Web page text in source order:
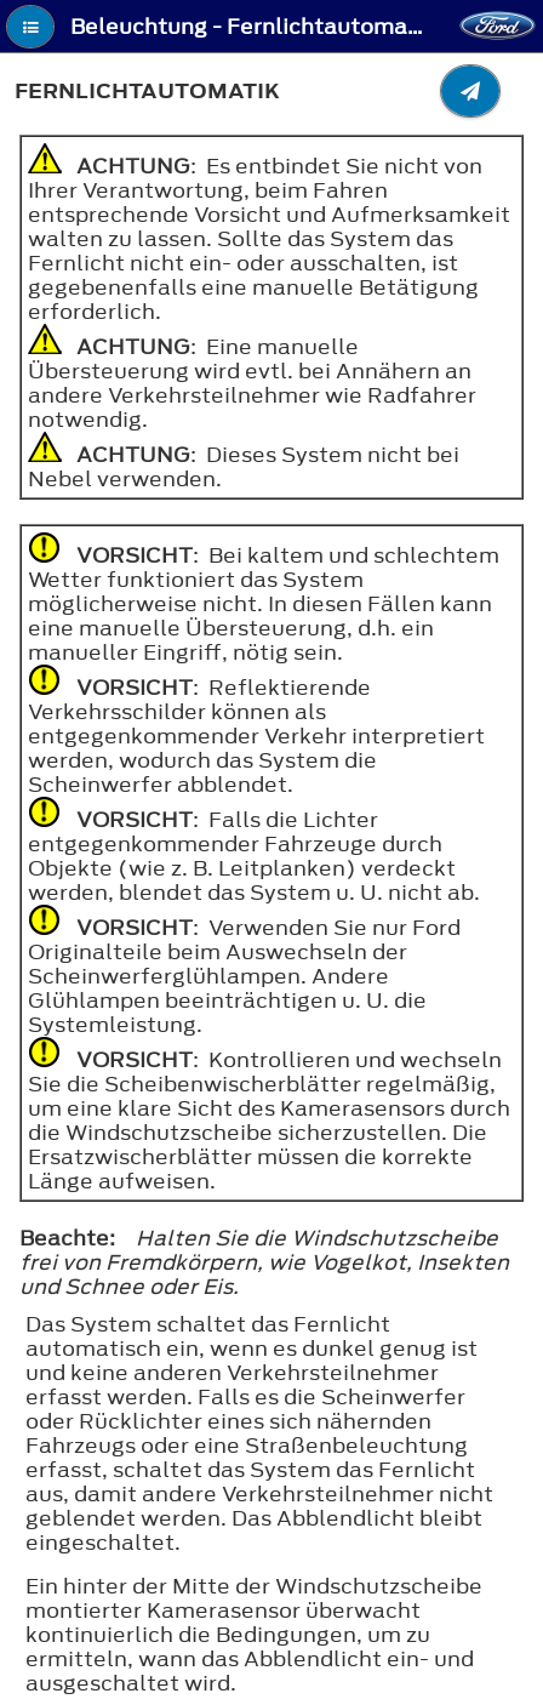
Beleuchtung - Fernlichtautomatik
FERNLICHTAUTOMATIK
ACHTUNG: Es entbindet Sie nicht von
Ihrer Verantwortung, beim Fahren
entsprechende Vorsicht und Aufmerksamkeit
walten zu lassen. Sollte das System das
Fernlicht nicht ein- oder ausschalten, ist
gegebenenfalls eine manuelle Betätigung
erforderlich.
ACHTUNG: Eine manuelle
Übersteuerung wird evtl. bei Annähern an
andere Verkehrsteilnehmer wie Radfahrer
notwendig.
ACHTUNG: Dieses System nicht bei
Nebel verwenden.
VORSICHT: Bei kaltem und schlechtem
Wetter funktioniert das System
möglicherweise nicht. In diesen Fällen kann
eine manuelle Übersteuerung, d.h. ein
manueller Eingriff, nötig sein.
VORSICHT: Reflektierende
Verkehrsschilder können als
entgegenkommender Verkehr interpretiert
werden, wodurch das System die
Scheinwerfer abblendet.
VORSICHT: Falls die Lichter
entgegenkommender Fahrzeuge durch
Objekte (wie z. B. Leitplanken) verdeckt
werden, blendet das System u. U. nicht ab.
VORSICHT: Verwenden Sie nur Ford
Originalteile beim Auswechseln der
Scheinwerferglühlampen. Andere
Glühlampen beeinträchtigen u. U. die
Systemleistung.
VORSICHT: Kontrollieren und wechseln
Sie die Scheibenwischerblätter regelmäßig,
um eine klare Sicht des Kamerasensors durch
die Windschutzscheibe sicherzustellen. Die
Ersatzwischerblätter müssen die korrekte
Länge aufweisen.
Beachte:
Halten Sie die Windschutzscheibe
frei von Fremdkörpern, wie Vogelkot, Insekten
und Schnee oder Eis.
Das System schaltet das Fernlicht
automatisch ein, wenn es dunkel genug ist
und keine anderen Verkehrsteilnehmer
erfasst werden. Falls es die Scheinwerfer
oder Rücklichter eines sich nähernden
Fahrzeugs oder eine Straßenbeleuchtung
erfasst, schaltet das System das Fernlicht
aus, damit andere Verkehrsteilnehmer nicht
geblendet werden. Das Abblendlicht bleibt
eingeschaltet.
Ein hinter der Mitte der Windschutzscheibe
montierter Kamerasensor überwacht
kontinuierlich die Bedingungen, um zu
ermitteln, wann das Abblendlicht ein- und
ausgeschaltet wird.